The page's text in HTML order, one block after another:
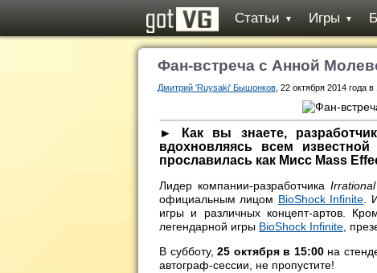
Статьи ▼ Игры ▼
Фан-встреча с Анной
Дмитрий 'Ruysaki' Бышонков , 22 октября 2014 года в
► Как вы знаете,
вдохновляясь всем
прославилась как Мисс Mass
Лидер компании-разработчика
официальным лицом BioShock Infinite .
игры и различных концепт-артов.
легендарной игры BioShock Infinite ,
В субботу,25 октября в 15:00на
автограф-сессии, не пропустите!